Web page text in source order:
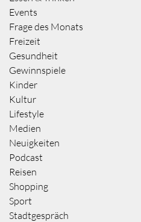
Events
Frage des Monats
Freizeit
Gesundheit
Gewinnspiele
Kinder
Kultur
Lifestyle
Medien
Neuigkeiten
Podcast
Reisen
Shopping
Sport
Stadtgespräch